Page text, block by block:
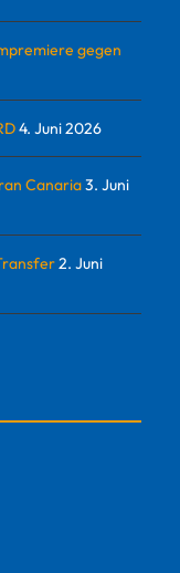
gegen
4. Juni 2026
Canaria3. Juni
2. Juni